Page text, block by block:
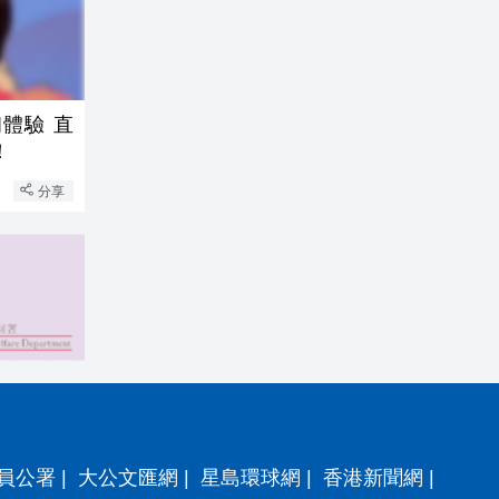
驗 直
分享
公署 | 大公文匯網 | 星島環球網 | 香港新聞網 |